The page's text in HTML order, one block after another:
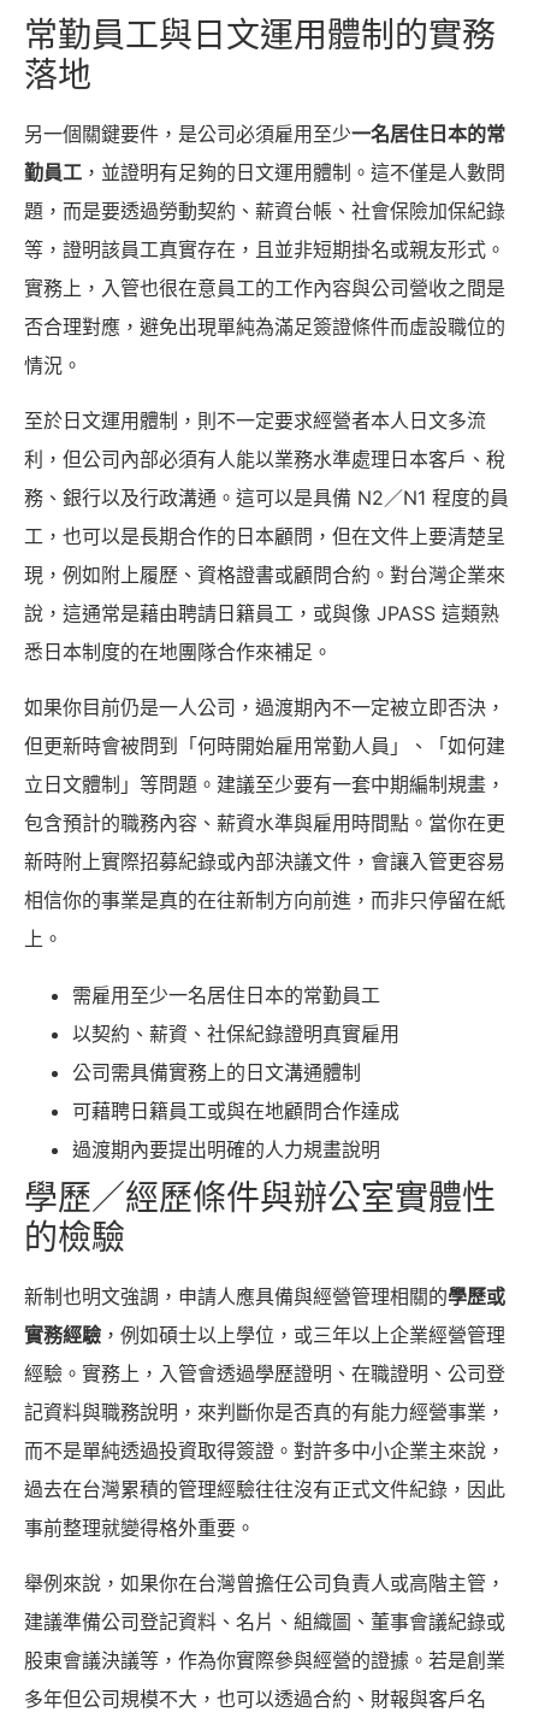
常勤員工與日文運用體制的實務
落地
另一個關鍵要件，是公司必須雇用至少一名居住日本的常
勤員工 ，並證明有足夠的日文運用體制。這不僅是人數問
題，而是要透過勞動契約、薪資台帳、社會保險加保紀錄
等，證明該員工真實存在，且並非短期掛名或親友形式。
實務上，入管也很在意員工的工作內容與公司營收之間是
否合理對應，避免出現單純為滿足簽證條件而虛設職位的
情況。
至於日文運用體制，則不一定要求經營者本人日文多流
利，但公司內部必須有人能以業務水準處理日本客戶、稅
務、銀行以及行政溝通。這可以是具備 N2／N1 程度的員
工，也可以是長期合作的日本顧問，但在文件上要清楚呈
現，例如附上履歷、資格證書或顧問合約。對台灣企業來
說，這通常是藉由聘請日籍員工，或與像 JPASS 這類熟
悉日本制度的在地團隊合作來補足。
如果你目前仍是一人公司，過渡期內不一定被立即否決，
但更新時會被問到「何時開始雇用常勤人員」、「如何建
立日文體制」等問題。建議至少要有一套中期編制規畫，
包含預計的職務內容、薪資水準與雇用時間點。當你在更
新時附上實際招募紀錄或內部決議文件，會讓入管更容易
相信你的事業是真的在往新制方向前進，而非只停留在紙
上。
需雇用至少一名居住日本的常勤員工
以契約、薪資、社保紀錄證明真實雇用
公司需具備實務上的日文溝通體制
可藉聘日籍員工或與在地顧問合作達成
過渡期內要提出明確的人力規畫說明
學歷／經歷條件與辦公室實體性
的檢驗
新制也明文強調，申請人應具備與經營管理相關的學歷或
實務經驗 ，例如碩士以上學位，或三年以上企業經營管理
經驗。實務上，入管會透過學歷證明、在職證明、公司登
記資料與職務說明，來判斷你是否真的有能力經營事業，
而不是單純透過投資取得簽證。對許多中小企業主來說，
過去在台灣累積的管理經驗往往沒有正式文件紀錄，因此
事前整理就變得格外重要。
舉例來說，如果你在台灣曾擔任公司負責人或高階主管，
建議準備公司登記資料、名片、組織圖、董事會議紀錄或
股東會議決議等，作為你實際參與經營的證據。若是創業
多年但公司規模不大，也可以透過合約、財報與客戶名